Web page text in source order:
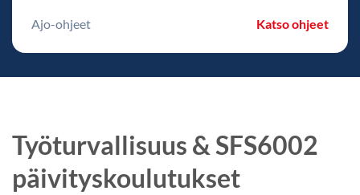
Ajo-ohjeet Katso ohjeet
Työturvallisuus & SFS6002
päivityskoulutukset